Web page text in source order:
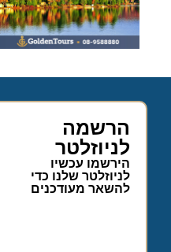
הרשמה
לניוזלטר
הירשמו עכשיו
לניוזלטר שלנו כדי
להשאר מעודכנים